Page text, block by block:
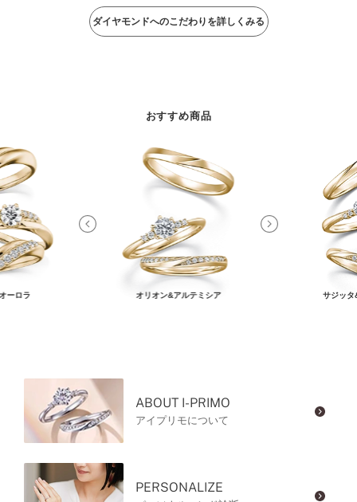
ダイヤモンドへのこだわりを詳しくみる
おすすめ商品
ーロラ オリオン&アルテミシア サジッタ
ABOUT I-PRIMO
アイプリモについて
PERSONALIZE